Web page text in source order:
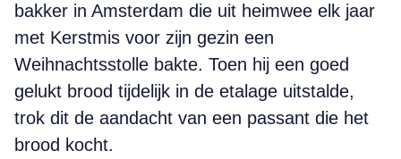
bakker in Amsterdam die uit heimwee elk jaar
met Kerstmis voor zijn gezin een
Weihnachtsstolle bakte. Toen hij een goed
gelukt brood tijdelijk in de etalage uitstalde,
trok dit de aandacht van een passant die het
brood kocht.